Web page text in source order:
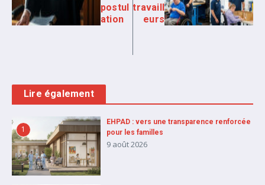
postul
ation
travaill
eurs
Lire également
1
EHPAD : vers une transparence renforcée
pour les familles
9 août 2026